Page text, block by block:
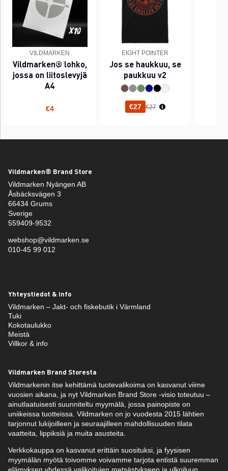
VILDMARKEN
Vildmarken® lohko,
jossa on liitoslevyjä
A4
€4
EIGHT POINTER
Jos se haukkuu, se
paukkuu v2
€27 Normaali hinta
€27
Vildmarken® Brand Store
Vildmarken Nyängen AB
Åsbäcksvägen 3
66434 Grums
Sverige
559409-9532
webshop@vildmarken.se
010-45 99 012
Yhteystiedot & info
Vildmarken – Jakt- och fiskebutik i Värmland
Tuki
Kokotaulukko
Meistä
Villkor & info
Vildmarken Brand Storesta
Vildmarkenin itse kehittämä tuotevalikoima on kasvanut viime
vuosien aikana, ja nyt Vildmarken Brand Store -visio toteutuu –
ainutlaatuisesti suunniteltu myymälä, jossa painopiste on
uniikeissa tuotteissa. Vildmarken on jo vuodesta 2015 lähtien
tarjonnut lukijoilleen ja seuraajilleen mahdollisuuden tilata
vaatteita, lippiksiä ja muita asusteita.
Verkkokauppa on kasvanut erittäin suosituksi, ja fyysisen
myymälän myötä toivomme voivamme tarjota entistä suuremman